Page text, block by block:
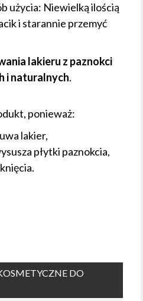
użycia: Niewielką ilością
i starannie przemyć
lakieru z paznokci
i naturalnych.
ponieważ:
lakier,
płytki paznokcia,
DO